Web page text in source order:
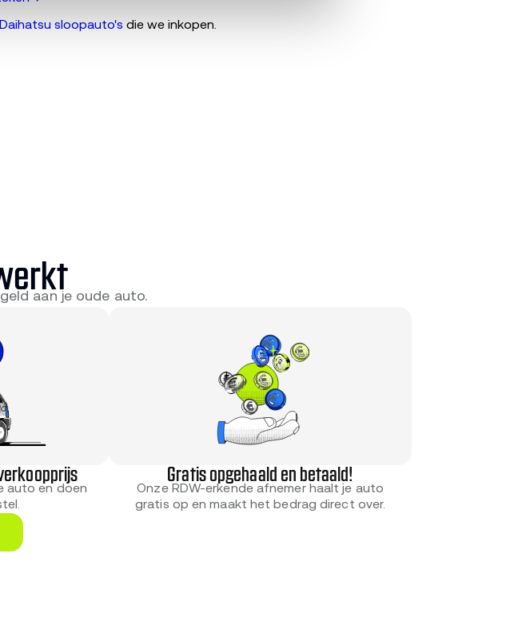
sloopauto's die we inkopen.
aan je oude auto.
auto en doen
Gratis opgehaald en betaald!
Onze RDW-erkende afnemer haalt je auto
gratis op en maakt het bedrag direct over.